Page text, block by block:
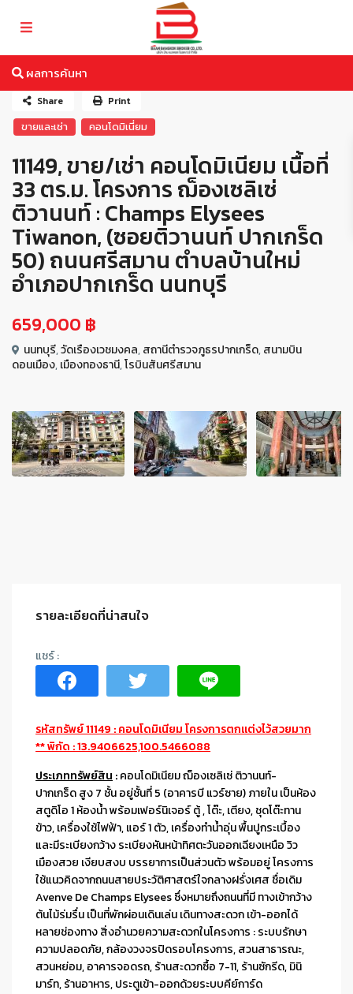
ผลการค้นหา
ขายและเช่า คอนโดมิเนี่ยม
11149, ขาย/เช่า คอนโดมิเนียม เนื้อที่
33 ตร.ม. โครงการ ฌ็องเซลิเซ่
ติวานนท์ : Champs Elysees
Tiwanon, (ซอยติวานนท์ ปากเกร็ด
50) ถนนศรีสมาน ตำบลบ้านใหม่
อำเภอปากเกร็ด นนทบุรี
659,000 ฿
นนทบุรี,วัดเรืองเวชมงคล,สถานีตำรวจภูธรปากเกร็ด,สนามบิน
ดอนเมือง,เมืองทองธานี,โรบินสันศรีสมาน
Share Print
รายละเอียดที่น่าสนใจ
รหัสทรัพย์ 11149 : คอนโดมิเนียม โครงการตกเเต่งไว้สวยมาก
** พิกัด : 13.9406625,100.5466088
ประเภททรัพย์สิน :คอนโดมิเนียม ฌ็องเซลิเซ่ ติวานนท์-
ปากเกร็ด สูง 7 ชั้น อยู่ชั้นที่ 5 (อาคารบี แวร์ซาย) ภายใน เป็นห้อง
สตูดิโอ 1 ห้องน้ำ พร้อมเฟอร์นิเจอร์ ตู้ , โต๊ะ, เตียง, ชุดโต๊ะทาน
ข้าว, เครื่องใช้ไฟฟ้า, แอร์ 1 ตัว, เครื่องทำน้ำอุ่น พื้นปูกระเบื้อง
และมีระเบียงกว้าง ระเบียงหันหน้าทิศตะวันออกเฉียงเหนือ วิว
เมืองสวย เงียบสงบ บรรยาการเป็นส่วนตัว พร้อมอยู่ โครงการ
ใช้แนวคิดจากถนนสายประวัติศาสตร์ใจกลางฝรั่งเศส ชื่อเดิม
Avenve De Champs Elysees ซึ่งหมายถึงถนนที่มี ทางเข้ากว้าง
ต้นไม้ร่มรื่น เป็นที่พักผ่อนเดินเล่น เดินทางสะดวก เข้า-ออกได้
หลายช่องทาง สิ่งอำนวยความสะดวกในโครงการ : ระบบรักษา
ความปลอดภัย, กล้องวงจรปิดรอบโครงการ, สวนสาธารณะ,
สวนหย่อม, อาคารจอดรถ, ร้านสะดวกซื้อ 7-11, ร้านซักรีด, มินิ
มาร์ท, ร้านอาหาร, ประตูเข้า-ออกด้วยระบบคีย์การ์ด